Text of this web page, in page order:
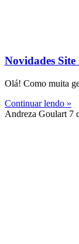
Novidades
Olá! Como muita
Continuar lendo »
Andreza Goulart 7